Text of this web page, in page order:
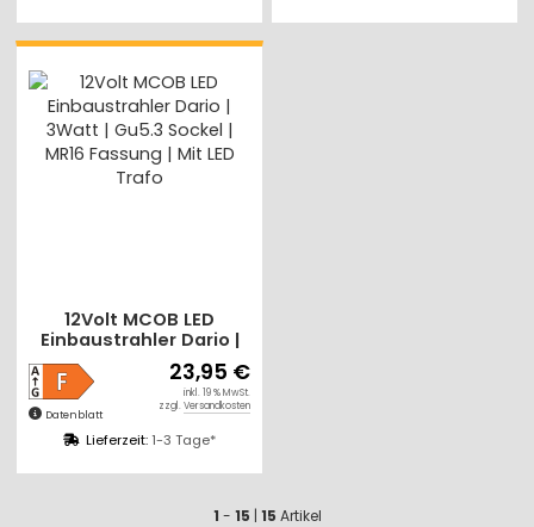
12Volt MCOB LED
Einbaustrahler Dario |
3Watt | Gu5.3 Sockel |
MR16 Fassung | Mit LED
Trafo
Lieferzeit:1-3 Tage*
Datenblatt
23,95 €
inkl. 19 % MwSt.
zzgl. Versandkosten
1 - 15 | 15 Artikel